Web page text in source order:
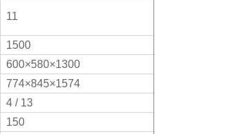
11
1500
600×580×1300
774×845×1574
4 / 13
150